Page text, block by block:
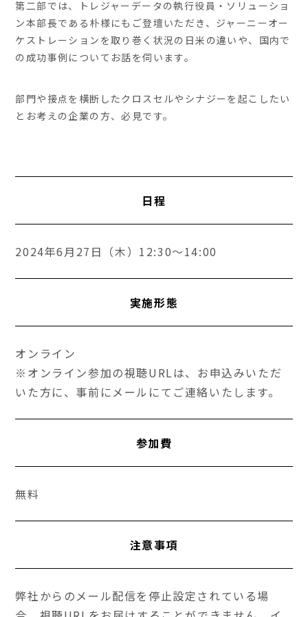
第二部では、トレジャーデータの執行役員・ソリューショ
ン本部長である朴様にもご登壇いただき、ジャーニーオー
ケストレーションを取り巻く状況の日米の違いや、国内で
の成功事例についてお話を伺います。
部門や接点を横断したクロスセルやシナジーを起こしたい
とお考えの企業の方、必見です。
日程
2024年6月27日（木）12:30～14:00
実施形態
オンライン
※オンライン参加の視聴URLは、お申込みいただ
いた方に、事前にメールにてご連絡いたします。
参加費
無料
注意事項
弊社からのメール配信を停止設定されている場